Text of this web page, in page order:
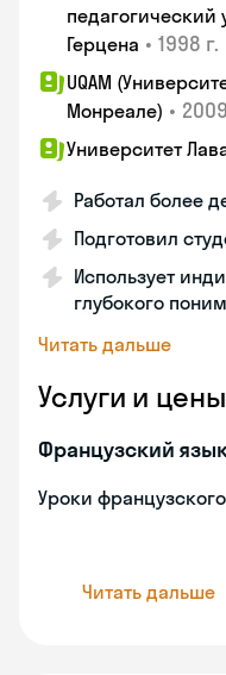
педагогический
Герцена • 1998 г.
UQAM
Монреале) •
Университет
Работал более
Подготовил
Использует
глубокого
Читать дальше
Услуги и цены
Французский
Уроки французского
Читать дальше